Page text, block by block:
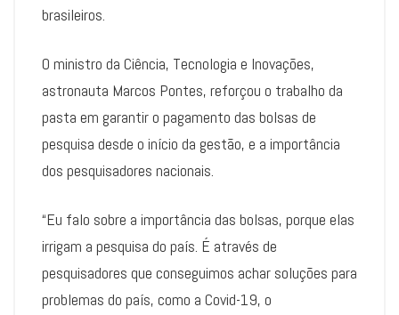
brasileiros.
O ministro da Ciência, Tecnologia e Inovações,
astronauta Marcos Pontes, reforçou o trabalho da
pasta em garantir o pagamento das bolsas de
pesquisa desde o início da gestão, e a importância
dos pesquisadores nacionais.
“Eu falo sobre a importância das bolsas, porque elas
irrigam a pesquisa do país. É através de
pesquisadores que conseguimos achar soluções para
problemas do país, como a Covid-19, o